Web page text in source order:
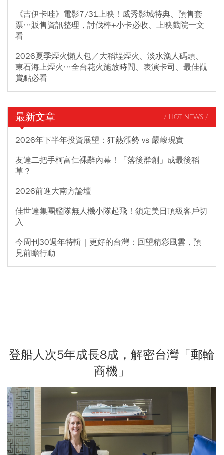
《吉伊卡哇》電影7/31上映！威秀影城特典、預售套
票…販售資訊整理，討伐棒+小卡必收、上映戲院一文
看
2026夏季煙火懶人包／大稻埕煙火、淡水漁人碼頭、
東石海上煙火…全台花火施放時間、表演卡司、最佳觀
賞點必看
最新文章 / HOT NEWS /
2026年下半年投資展望：狂熱漲勢 vs 嚴峻現實
友達二把手柯富仁裸辭內幕！「落後群創」成最後稻
草？
2026前進大南方論壇
佳世達集團艦隊無人機小隊起飛！鎖定美日頂級客戶切
入
今周刊30週年特輯｜更好的台灣：回望精彩風雲，預
見前瞻行動
登船人次5年成長8成，解密台灣「郵輪
商機」